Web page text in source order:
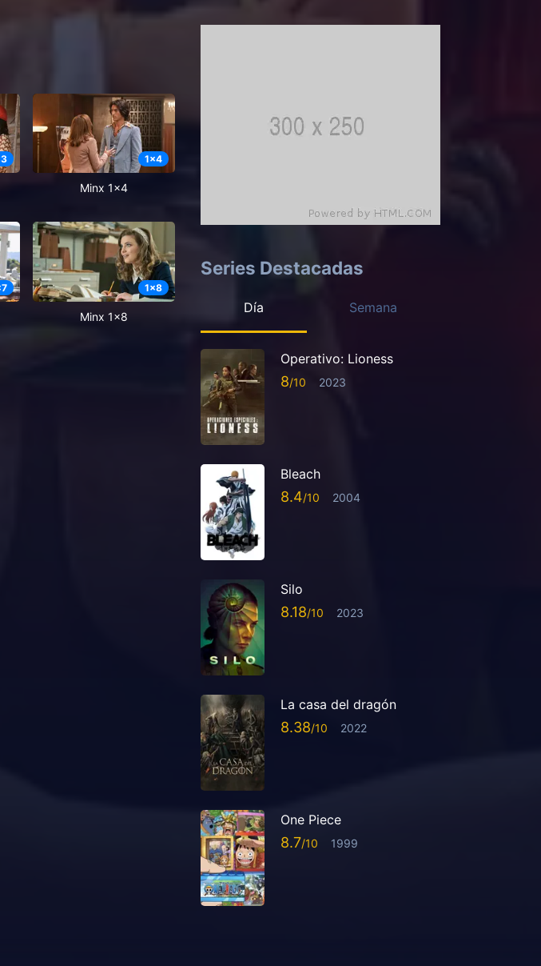
3 1x4
Minx 1x4
7 1x8
Minx 1x8
Series Destacadas
Día Semana
Operativo: Lioness
8 2023
Bleach
8.4 2004
Silo
8.18 2023
La casa del dragón
8.38 2022
One Piece
8.7 1999